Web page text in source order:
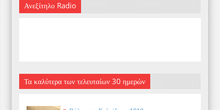
Ανεξίτηλο Radio
Τα καλύτερα των τελευταίων 30 ημερών